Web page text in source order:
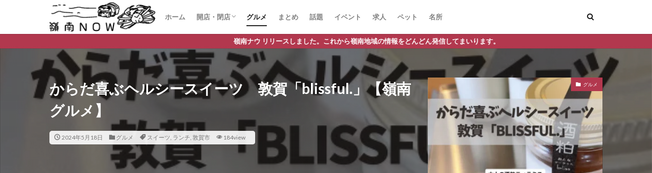
ホーム 開店・閉店 グルメ まとめ 話題 イベント 求人 ペット 名所
嶺南ナウ リリースしました。これから嶺南地域の情報をどんどん発信してまいります。
からだ喜ぶヘルシースイーツ 敦賀「blissful.」【嶺南
グルメ】
2024年5月18日 グルメ スイーツ, ランチ, 敦賀市 184view
グルメ